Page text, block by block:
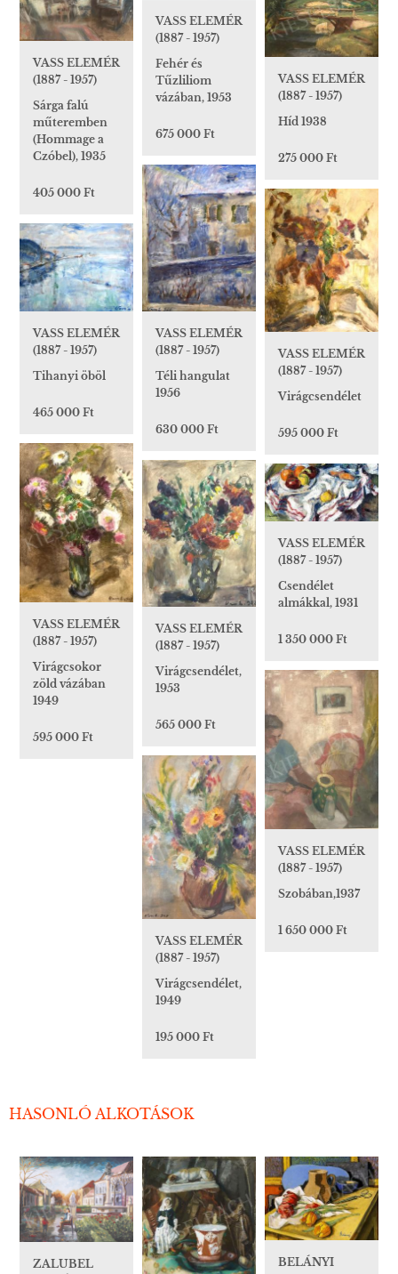
VASS ELEMÉR
(1887 - 1957)
Fehér és
Tűzliliom
vázában, 1953
675 000 Ft
VASS ELEMÉR
(1887 - 1957)
Sárga falú
műteremben
(Hommage a
Czóbel), 1935
405 000 Ft
VASS ELEMÉR
(1887 - 1957)
Híd 1938
275 000 Ft
VASS ELEMÉR
(1887 - 1957)
Téli hangulat
1956
630 000 Ft
VASS ELEMÉR
(1887 - 1957)
Virágcsendélet
595 000 Ft
VASS ELEMÉR
(1887 - 1957)
Tihanyi öböl
465 000 Ft
VASS ELEMÉR
(1887 - 1957)
Virágcsokor
zöld vázában
1949
595 000 Ft
VASS ELEMÉR
(1887 - 1957)
Virágcsendélet,
1953
565 000 Ft
VASS ELEMÉR
(1887 - 1957)
Csendélet
almákkal, 1931
1 350 000 Ft
VASS ELEMÉR
(1887 - 1957)
Szobában,1937
1 650 000 Ft
VASS ELEMÉR
(1887 - 1957)
Virágcsendélet,
1949
195 000 Ft
HASONLÓ ALKOTÁSOK
ZALUBEL
BELÁNYI